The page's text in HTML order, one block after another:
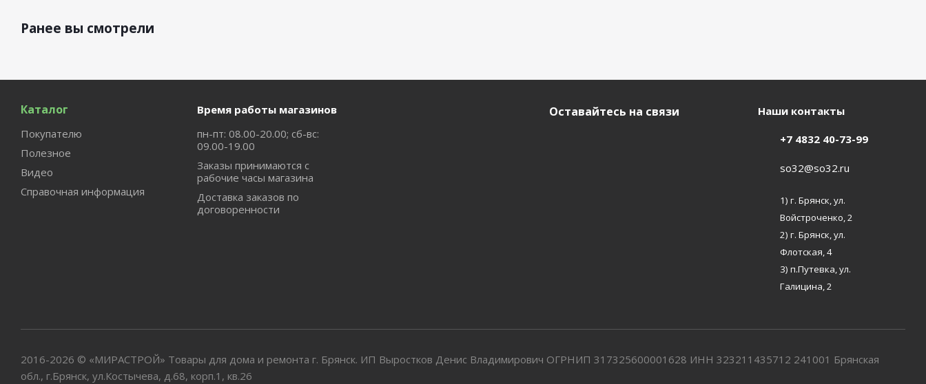
Ранее вы смотрели
Каталог
Покупателю
Полезное
Видео
Справочная информация
Время работы магазинов
пн-пт: 08.00-20.00; сб-вс:
09.00-19.00
Заказы принимаются с
рабочие часы магазина
Доставка заказов по
договоренности
Оставайтесь на связи Наши контакты
+7 4832 40-73-99
so32@so32.ru
1) г. Брянск, ул.
Войстроченко, 2
2) г. Брянск, ул.
Флотская, 4
3) п.Путевка, ул.
Галицина, 2
2016-2026 © «МИРАСТРОЙ» Товары для дома и ремонта г. Брянск. ИП Выростков Денис Владимирович ОГРНИП 317325600001628 ИНН 323211435712 241001 Брянская
обл., г.Брянск, ул.Костычева, д.68, корп.1, кв.26